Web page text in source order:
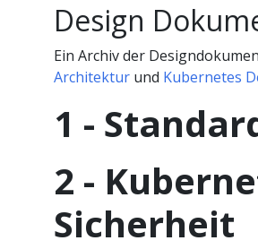
Design
Ein Archiv der
Architektur und Kubernetes
1 -
2 -
Sicherheit